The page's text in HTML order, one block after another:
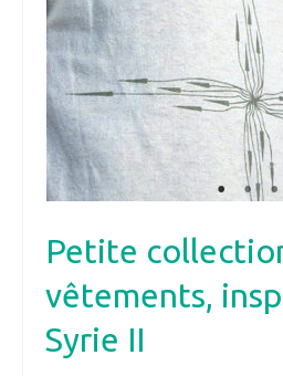
Petite
vêtements,
Syrie II